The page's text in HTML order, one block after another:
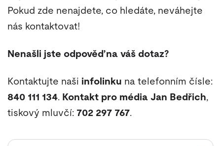
Pokud zde nenajdete, co hledáte, neváhejte
nás kontaktovat!
Nenašli jste odpověď na váš dotaz?
Kontaktujte naši infolinku na telefonním čísle:
840 111 134. Kontakt pro média Jan Bedřich,
tiskový mluvčí: 702 297 767.